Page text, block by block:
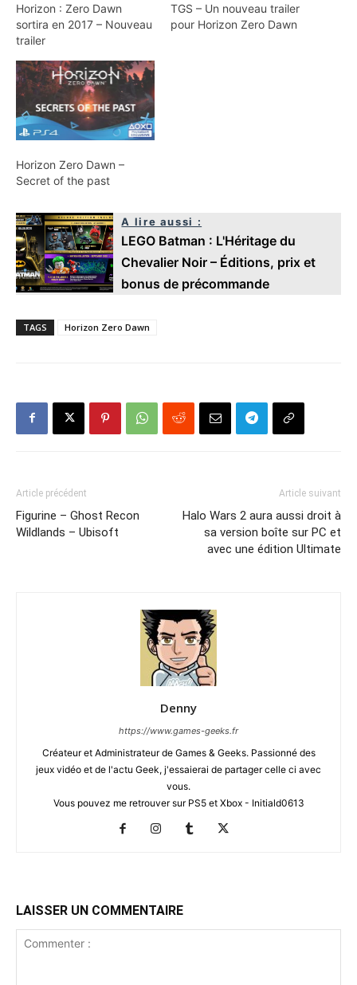
Horizon : Zero Dawn
sortira en 2017 – Nouveau
trailer
TGS – Un nouveau trailer
pour Horizon Zero Dawn
Horizon Zero Dawn –
Secret of the past
A lire aussi :
LEGO Batman : L'Héritage du
Chevalier Noir – Éditions, prix et
bonus de précommande
TAGS Horizon Zero Dawn
Article précédent
Figurine – Ghost Recon
Wildlands – Ubisoft
Article suivant
Halo Wars 2 aura aussi droit à
sa version boîte sur PC et
avec une édition Ultimate
Denny
https://www.games-geeks.fr
Créateur et Administrateur de Games & Geeks. Passionné des
jeux vidéo et de l'actu Geek, j'essaierai de partager celle ci avec
vous.
Vous pouvez me retrouver sur PS5 et Xbox - Initiald0613
LAISSER UN COMMENTAIRE